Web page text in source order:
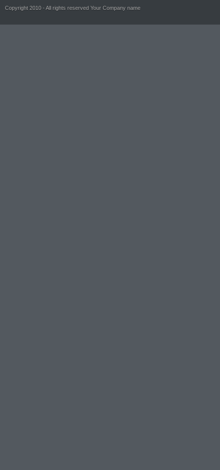
Copyright 2010 - All rights reserved Your Company name